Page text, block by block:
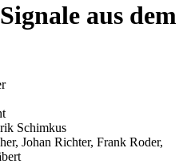
aus dem
Schimkus
Johan Richter, Frank Roder,